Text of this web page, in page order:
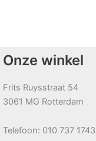
Onze winkel
Frits Ruysstraat 54
3061 MG Rotterdam
Telefoon: 010 737 1743